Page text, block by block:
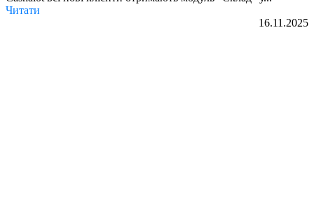
Читати
16.11.2025